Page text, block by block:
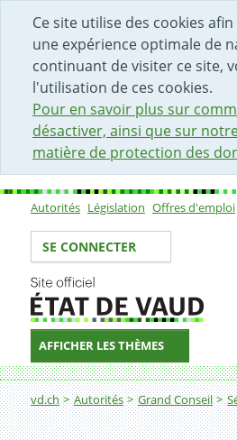
Ce site utilise des cookies
une expérience optimale de
continuant de visiter ce site,
l'utilisation de ces cookies.
Pour en savoir plus sur
désactiver, ainsi que sur
matière de protection des
DÉBUT DU CONTENU DE LA
ACCÈS AU CHAMP DE
PAGE D'ACCUEIL
FORMULAIRE DE CONTACT
Sous-navigation
Autorités Législation Offres d'emploi
Votre identité
SE CONNECTER
AFFICHER LES THÈMES
Fil d'Ariane
vd.ch Autorités Grand Conseil